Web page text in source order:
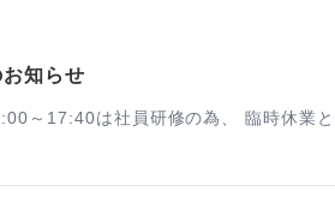
知らせ
～17:40は社員研修の為、 臨時休業